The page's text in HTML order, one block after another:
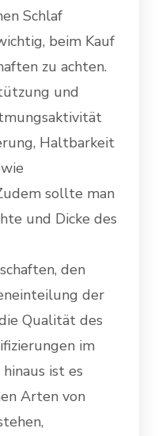
Schlaf
beim Kauf
zu achten.
und
Haltbarkeit
sollte man
und Dicke des
den
der
Qualität des
im
ist es
Arten von